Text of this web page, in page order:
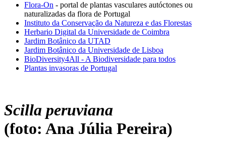
Flora-On - portal de plantas vasculares autóctones ou
naturalizadas da flora de Portugal
Instituto da Conservação da Natureza e das Florestas
Herbario Digital da Universidade de Coimbra
Jardim Botânico da UTAD
Jardim Botânico da Universidade de Lisboa
BioDiversity4All - A Biodiversidade para todos
Plantas invasoras de Portugal
Scilla peruviana
(foto: Ana Júlia Pereira)